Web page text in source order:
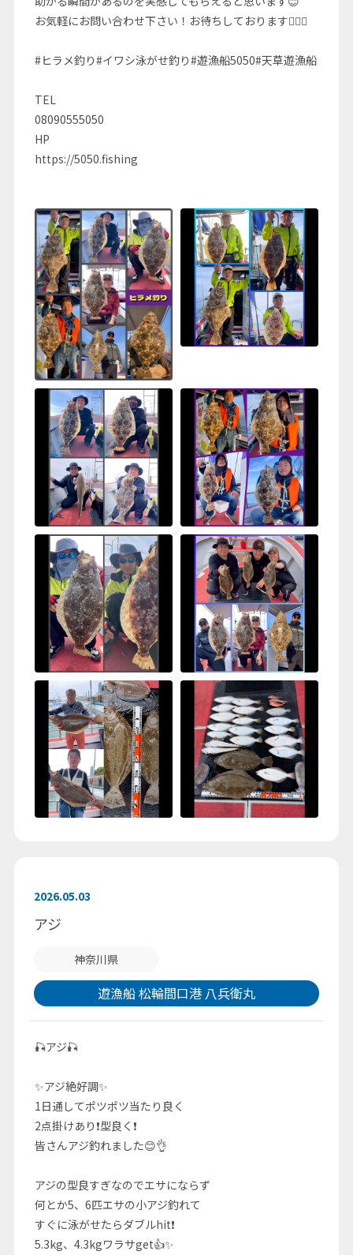
お気軽にお問い合わせ下さい！お待ちしております🙇🏻‍♂️
#ヒラメ釣り#イワシ泳がせ釣り#遊漁船5050#天草遊漁船
TEL
08090555050
HP
https://5050.fishing
2026.05.03
アジ
神奈川県
遊漁船 松輪間口港 八兵衛丸
🎣アジ🎣
✨アジ絶好調✨
1日通してポツポツ当たり良く
2点掛けあり❗型良く❗
皆さんアジ釣れました😊👌
アジの型良すぎなのでエサにならず
何とか5、6匹エサの小アジ釣れて
すぐに泳がせたらダブルhit❗
5.3kg、4.3kgワラサget👍✨